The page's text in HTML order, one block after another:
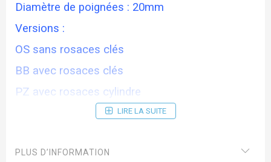
Diamètre de poignées : 20mm
Versions :
OS sans rosaces clés
BB avec rosaces clés
PZ avec rosaces cylindre
BAD avec rosaces condamnation
Délai de livraison 15 jours
LIRE LA SUITE
PLUS D’INFORMATION